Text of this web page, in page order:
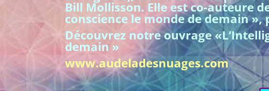
Bill Mollisson. Elle est co-auteure
conscience le monde de demain »,
Découvrez notre ouvrage
demain »
www.audeladesnuages.com